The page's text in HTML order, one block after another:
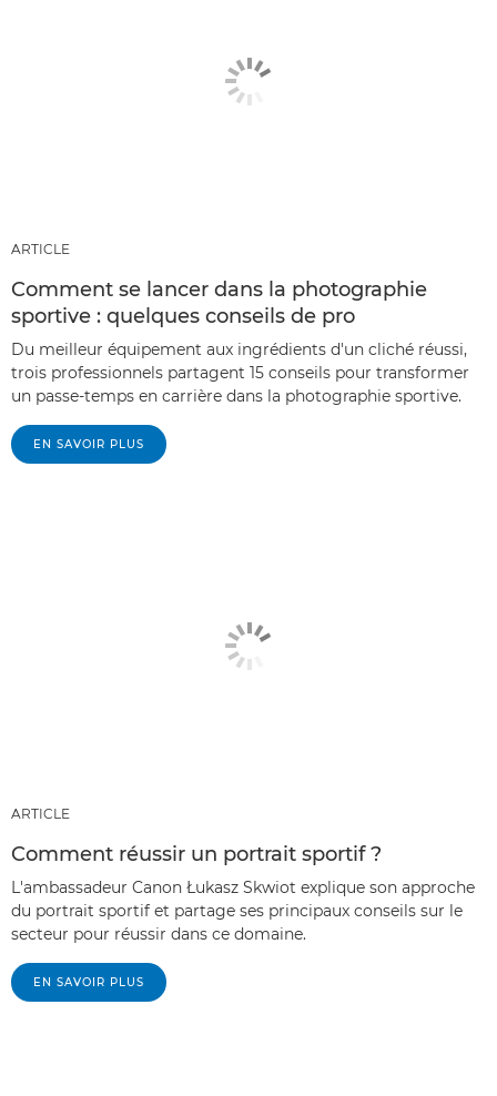
ARTICLE
Comment se lancer dans la photographie
sportive : quelques conseils de pro
Du meilleur équipement aux ingrédients d'un cliché réussi,
trois professionnels partagent 15 conseils pour transformer
un passe-temps en carrière dans la photographie sportive.
EN SAVOIR PLUS
ARTICLE
Comment réussir un portrait sportif ?
L'ambassadeur Canon Łukasz Skwiot explique son approche
du portrait sportif et partage ses principaux conseils sur le
secteur pour réussir dans ce domaine.
EN SAVOIR PLUS